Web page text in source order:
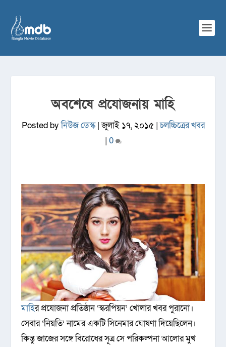
অবশেষে প্রযোজনায় মাহি
Posted byনিউজ ডেস্ক|জুলাই ১৭, ২০১৫|চলচ্চিত্রের খবর
| 0
মাহির প্রযোজনা প্রতিষ্ঠান ‘স্করপিয়ন’ খোলার খবর পুরানো।
সেবার ‘নিয়তি’ নামের একটি সিনেমার ঘোষণা দিয়েছিলেন।
কিন্তু জাজের সঙ্গে বিরোধের সূত্র সে পরিকল্পনা আলোর মুখ